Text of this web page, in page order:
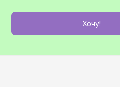
Хочу!